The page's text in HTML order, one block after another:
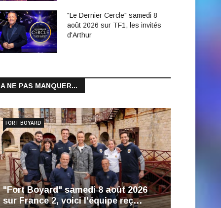
"Le Dernier Cercle" samedi 8
août 2026 sur TF1, les invités
d'Arthur
A NE PAS MANQUER...
"Fort Boyard" samedi 8 août 2026
sur France 2, voici l'équipe reç…
FORT BOYARD